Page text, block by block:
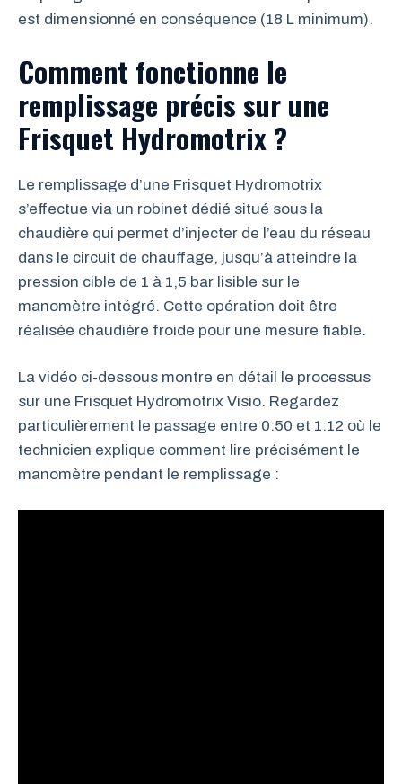
est dimensionné en conséquence (18 L minimum).
Comment fonctionne le
remplissage précis sur une
Frisquet Hydromotrix ?
Le remplissage d’une Frisquet Hydromotrix
s’effectue via un robinet dédié situé sous la
chaudière qui permet d’injecter de l’eau du réseau
dans le circuit de chauffage, jusqu’à atteindre la
pression cible de 1 à 1,5 bar lisible sur le
manomètre intégré. Cette opération doit être
réalisée chaudière froide pour une mesure fiable.
La vidéo ci-dessous montre en détail le processus
sur une Frisquet Hydromotrix Visio. Regardez
particulièrement le passage entre 0:50 et 1:12 où le
technicien explique comment lire précisément le
manomètre pendant le remplissage :